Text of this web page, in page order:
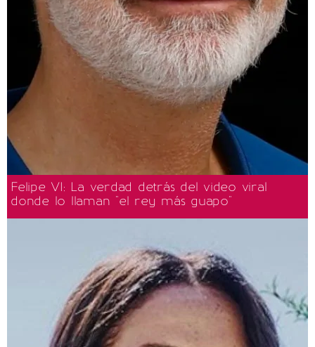
Felipe VI: La verdad detrás del video viral
donde lo llaman "el rey más guapo"